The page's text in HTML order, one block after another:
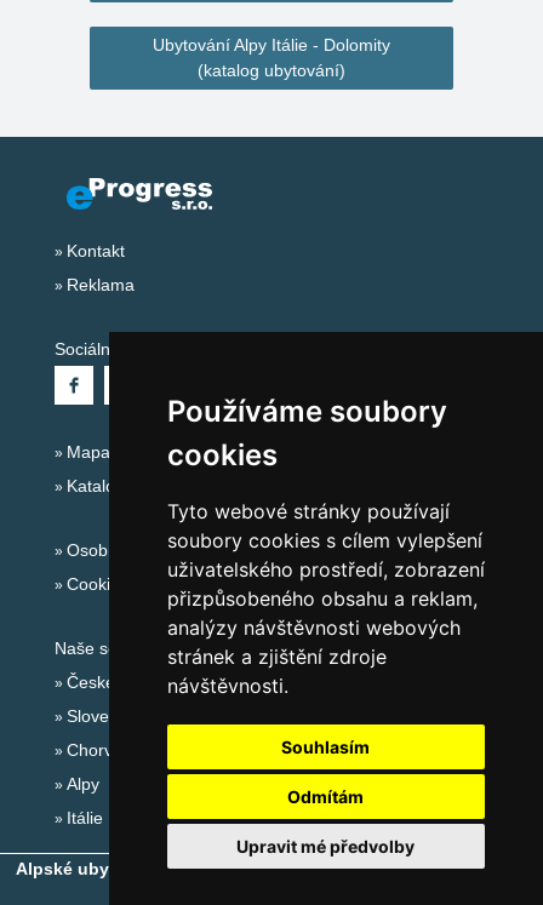
Používáme soubory
cookies
Tyto webové stránky používají
soubory cookies s cílem vylepšení
uživatelského prostředí, zobrazení
přizpůsobeného obsahu a reklam,
analýzy návštěvnosti webových
stránek a zjištění zdroje
návštěvnosti.
Souhlasím
Odmítám
Upravit mé předvolby
Ubytování Alpy Itálie - Dolomity
(katalog ubytování)
Kontakt
Reklama
Sociální sítě:
Mapa serveru Alpy Itálie - Dolomity
Katalog ubytování
Osobní údaje
Cookies
Naše servery:
České hory
Slovenské hory
Chorvatsko
Alpy
Itálie
Alpské ubytování, alpské turistické oblasti, alpské ski areály